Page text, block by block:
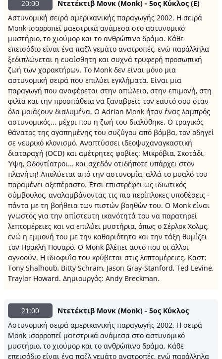
20:00
Ντετέκτιβ Μονκ (Monk) - 5ος Κύκλος (Ε)
Αστυνομική σειρά αμερικανικής παραγωγής 2002. Η σειρά
Monk ισορροπεί μαεστρικά ανάμεσα στο αστυνομικό
μυστήριο, το χιούμορ και το ανθρώπινο δράμα. Κάθε
επεισόδιο είναι ένα παζλ γεμάτο ανατροπές, ενώ παράλληλα
ξεδιπλώνεται η ευαίσθητη και συχνά τρυφερή προσωπική
ζωή των χαρακτήρων. Το Monk δεν είναι μόνο μια
αστυνομική σειρά που επιλύει εγκλήματα. Είναι μια
παραγωγή που αναφέρεται στην απώλεια, στην επιμονή, στη
φιλία και την προσπάθεια να ξαναβρείς τον εαυτό σου όταν
όλα μοιάζουν διαλυμένα. Ο Adrian Monk ήταν ένας λαμπρός
αστυνομικός... μέχρι που η ζωή του διαλύθηκε. Ο τραγικός
θάνατος της αγαπημένης του συζύγου από βόμβα, τον οδηγεί
σε νευρικό κλονισμό. Αναπτύσσει ιδεοψυχαναγκαστική
διαταραχή (OCD) και αμέτρητες φοβίες: Μικρόβια, Σκοτάδι,
Ύψη, Οδοντίατροι... και σχεδόν οτιδήποτε υπάρχει στον
πλανήτη! Απολύεται από την αστυνομία, αλλά το μυαλό του
παραμένει αξεπέραστο. Έτσι επιστρέφει ως ιδιωτικός
σύμβουλος, αναλαμβάνοντας τις πιο περίπλοκες υποθέσεις -
πάντα με τη βοήθεια των πιστών βοηθών του. Ο Monk είναι
γνωστός για την απίστευτη ικανότητά του να παρατηρεί
λεπτομέρειες και να επιλύει μυστήρια, όπως ο Σέρλοκ Χολμς,
ενώ η εμμονή του με την καθαριότητα και την τάξη θυμίζει
τον Ηρακλή Πουαρό. Ο Monk βλέπει αυτό που οι άλλοι
αγνοούν. Η ιδιοφυΐα του κρύβεται στις λεπτομέρειες. Kαστ:
Tony Shalhoub, Bitty Schram, Jason Gray-Stanford, Ted Levine,
Traylor Howard. Δημιουργός: Andy Breckman.
21:00
Ντετέκτιβ Μονκ (Monk) - 5ος Κύκλος
Αστυνομική σειρά αμερικανικής παραγωγής 2002. Η σειρά
Monk ισορροπεί μαεστρικά ανάμεσα στο αστυνομικό
μυστήριο, το χιούμορ και το ανθρώπινο δράμα. Κάθε
επεισόδιο είναι ένα παζλ γεμάτο ανατροπές, ενώ παράλληλα